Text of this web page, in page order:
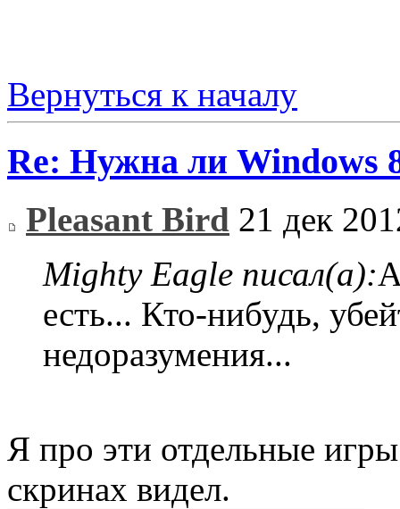
Вернуться к началу
Re: Нужна ли Windows
Pleasant Bird 21 дек
Mighty Eagle писал(а):
есть... Кто-нибудь,
недоразумения...
Я про эти отдельные
скринах видел.